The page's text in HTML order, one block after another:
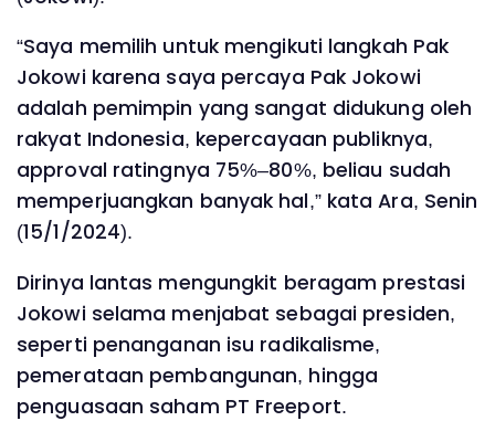
“Saya memilih untuk mengikuti langkah Pak
Jokowi karena saya percaya Pak Jokowi
adalah pemimpin yang sangat didukung oleh
rakyat Indonesia, kepercayaan publiknya,
approval ratingnya 75%–80%, beliau sudah
memperjuangkan banyak hal,” kata Ara, Senin
(15/1/2024).
Dirinya lantas mengungkit beragam prestasi
Jokowi selama menjabat sebagai presiden,
seperti penanganan isu radikalisme,
pemerataan pembangunan, hingga
penguasaan saham PT Freeport.